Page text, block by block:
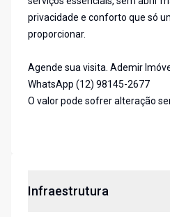
privacidade e conforto que só
proporcionar.
Agende sua visita. Ademir
WhatsApp (12) 98145-2677
O valor pode sofrer alteração
Infraestrutura